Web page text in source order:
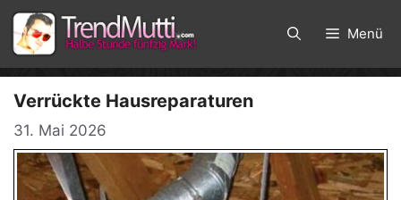
Zum
Inhalt
springen
Menü
Verrückte Hausreparaturen
31. Mai 2026